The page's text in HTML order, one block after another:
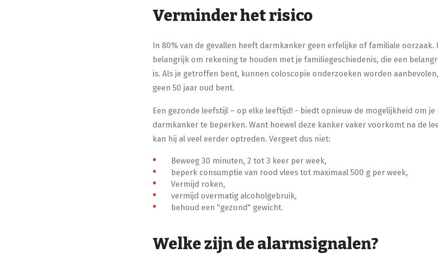
Verminder het risico
In 80% van de gevallen heeft darmkanker geen erfelijke of familiale oorzaak.
belangrijk om rekening te houden met je familiegeschiedenis, die een
is. Als je getroffen bent, kunnen coloscopie onderzoeken worden
geen 50 jaar oud bent.
Een gezonde leefstijl – op elke leeftijd! - biedt opnieuw de mogelijkheid om je
darmkanker te beperken. Want hoewel deze kanker vaker voorkomt na de
kan hij al veel eerder optreden. Vergeet dus niet:
Beweeg 30 minuten, 2 tot 3 keer per week,
beperk consumptie van rood vlees tot maximaal 500 g per week,
Vermijd roken,
vermijd overmatig alcoholgebruik,
behoud een "gezond" gewicht.
Welke zijn de alarmsignalen?